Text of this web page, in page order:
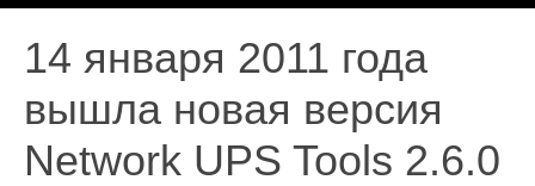
14 января 2011 года
вышла новая версия
Network UPS Tools 2.6.0